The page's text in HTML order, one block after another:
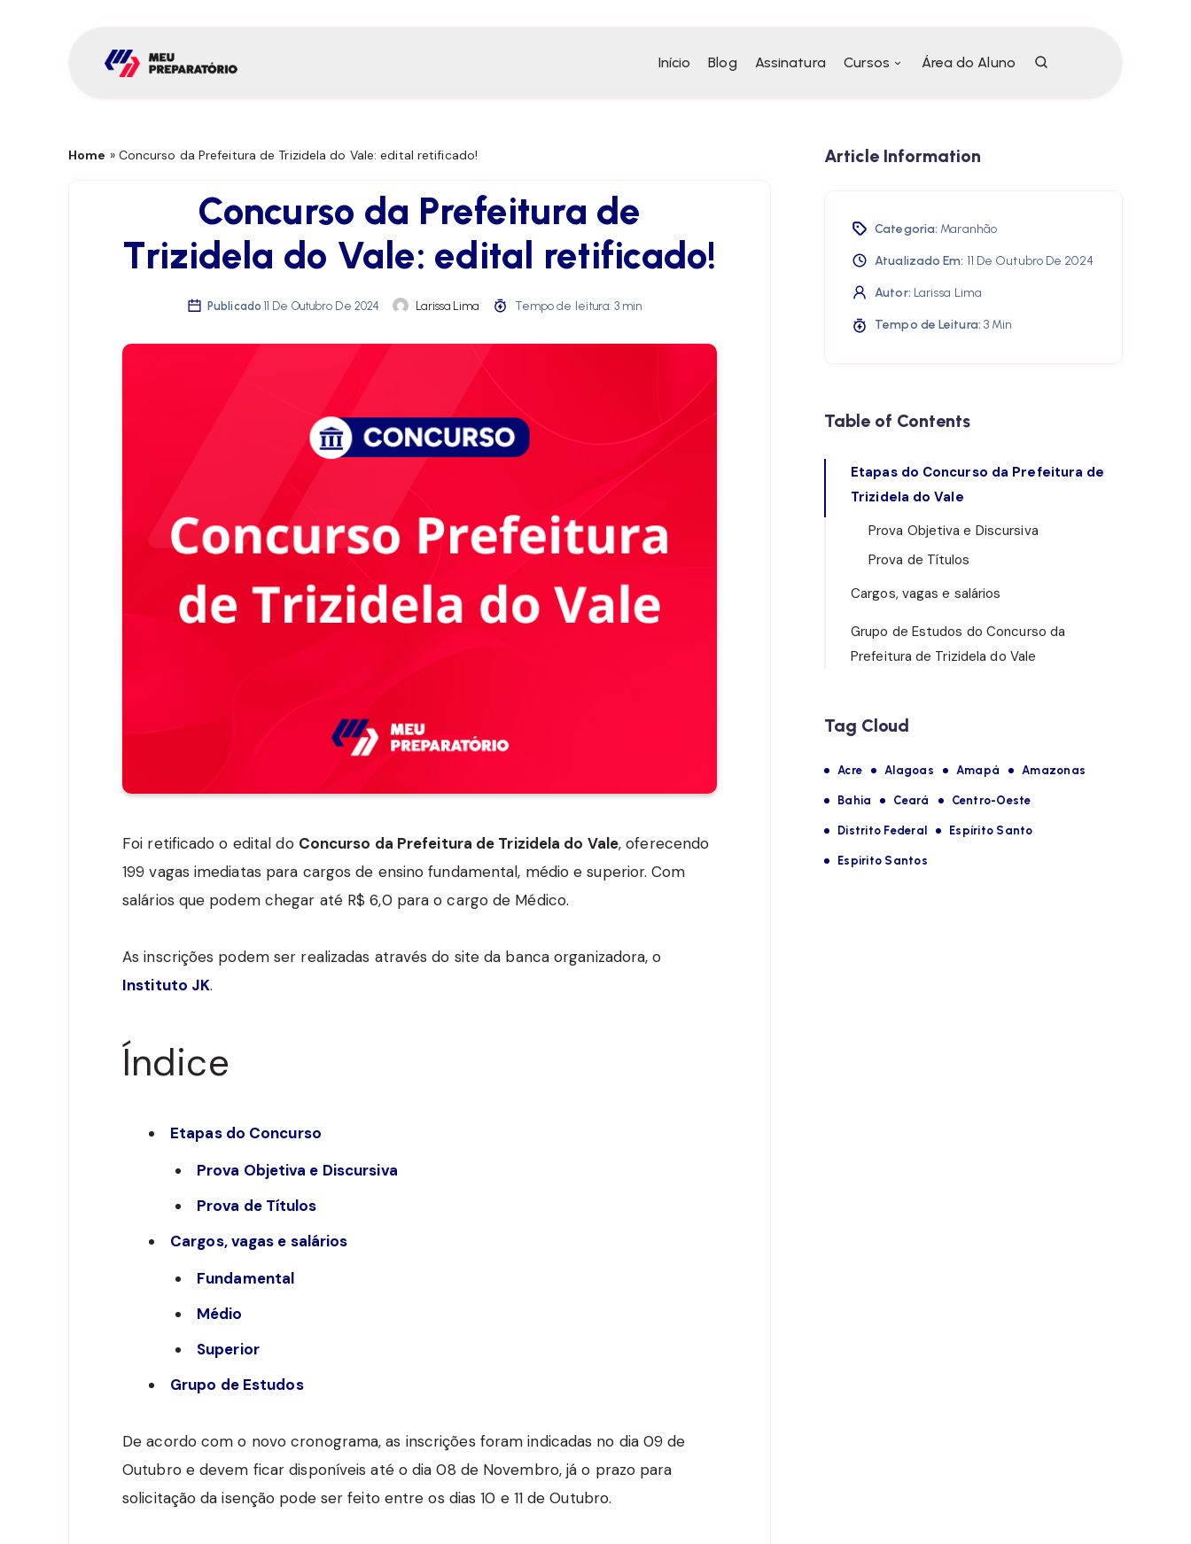
Início Blog Assinatura Cursos Área do Aluno
Home » Concurso da Prefeitura de Trizidela do Vale: edital retificado!
Concurso da Prefeitura de
Trizidela do Vale: edital retificado!
Publicado 11 De Outubro De 2024 Larissa Lima Tempo de leitura: 3 min
Foi retificado o edital do Concurso da Prefeitura de Trizidela do Vale, oferecendo
199 vagas imediatas para cargos de ensino fundamental, médio e superior. Com
salários que podem chegar até R$ 6,0 para o cargo de Médico.
As inscrições podem ser realizadas através do site da banca organizadora, o
Instituto JK.
Índice
Etapas do Concurso
Prova Objetiva e Discursiva
Prova de Títulos
Cargos, vagas e salários
Fundamental
Médio
Superior
Grupo de Estudos
De acordo com o novo cronograma, as inscrições foram indicadas no dia 09 de
Outubro e devem ficar disponíveis até o dia 08 de Novembro, já o prazo para
solicitação da isenção pode ser feito entre os dias 10 e 11 de Outubro.
Article Information
Categoria: Maranhão
Atualizado Em: 11 De Outubro De 2024
Autor: Larissa Lima
Tempo de Leitura: 3 Min
Table of Contents
Etapas do Concurso da Prefeitura de
Trizidela do Vale
Prova Objetiva e Discursiva
Prova de Títulos
Cargos, vagas e salários
Grupo de Estudos do Concurso da
Prefeitura de Trizidela do Vale
Tag Cloud
Acre Alagoas Amapá Amazonas
Bahia Ceará Centro-Oeste
Distrito Federal Espírito Santo
Espirito Santos